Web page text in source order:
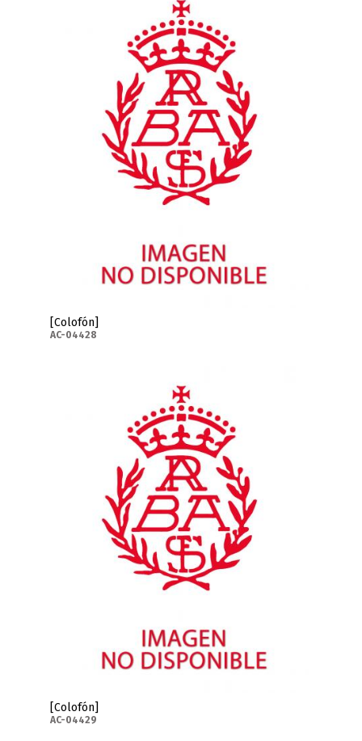
[Colofón]
AC-04428
[Colofón]
AC-04429